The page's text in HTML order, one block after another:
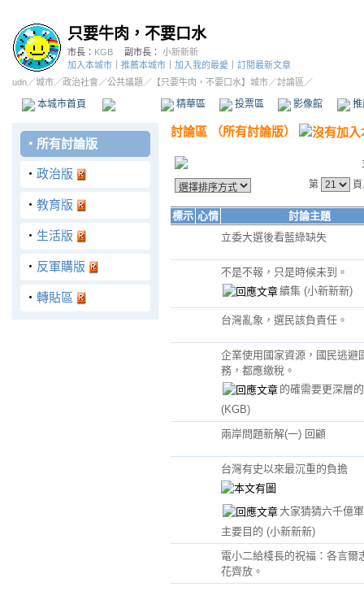
只要牛肉，不要口水
市長： KGB 副市長： 小新新新
加入本城市
推薦本城市 加入我的最愛
訂閱最新文章
udn／城市／政治社會 ／公共議題 ／ 【只要牛肉，不要口水】城市／討論區／
本城市首頁 精華區 投票區 影像館
‧ 所有討論版
‧ 政治版
‧ 教育版
‧ 生活版
‧ 反軍購版
‧ 轉貼區
討論區 （所有討論版）
第
標示 心情
討論主題
立委大選後看藍綠缺失
不是不報，只是時候未到。
續集 (小新新新)
台灣亂象，選民該負責任。
企業使用國家資源，國民逃避
務，都應繳稅。
的確需要更深層
(KGB)
兩岸問題新解(一) 回顧
台灣有史以來最沉重的負擔
大家猜猜六千億
主要目的 (小新新新)
電小二給棧長的祝福：各言爾
花齊放。